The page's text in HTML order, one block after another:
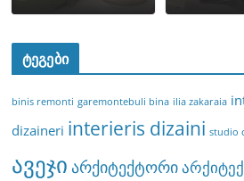
ტეგები
binis remonti garemontebuli bina ilia zakaraia
dizaineri interieris dizaini studio
ავეჯი არქიტექტორი